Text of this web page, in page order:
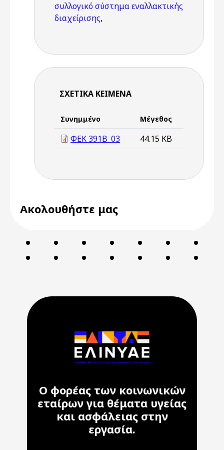
συλλογικό σύστημα εναλλακτικής
διαχείρισης,
ΣΧΕΤΙΚΆ ΚΕΊΜΕΝΑ
Συνημμένο Μέγεθος
ΦΕΚ 391Β_03 44.15 KB
Ακολουθήστε μας
Ο φορέας των κοινωνικών
εταίρων για θέματα υγείας
και ασφάλειας στην
εργασία.